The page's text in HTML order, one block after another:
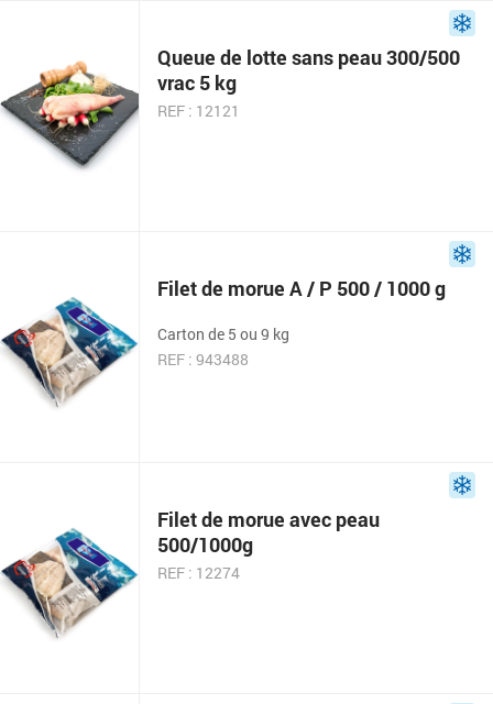
Queue de lotte sans peau 300/500
vrac 5 kg
REF : 12121
Filet de morue A / P 500 / 1000 g
Carton de 5 ou 9 kg
REF : 943488
Filet de morue avec peau
500/1000g
REF : 12274